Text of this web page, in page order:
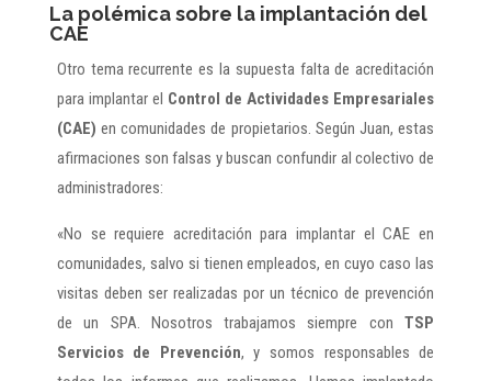
La polémica sobre la implantación del
CAE
Otro tema recurrente es la supuesta falta de acreditación
para implantar el Control de Actividades Empresariales
(CAE) en comunidades de propietarios. Según Juan, estas
afirmaciones son falsas y buscan confundir al colectivo de
administradores:
«No se requiere acreditación para implantar el CAE en
comunidades, salvo si tienen empleados, en cuyo caso las
visitas deben ser realizadas por un técnico de prevención
de un SPA. Nosotros trabajamos siempre conTSP
Servicios de Prevención, y somos responsables de